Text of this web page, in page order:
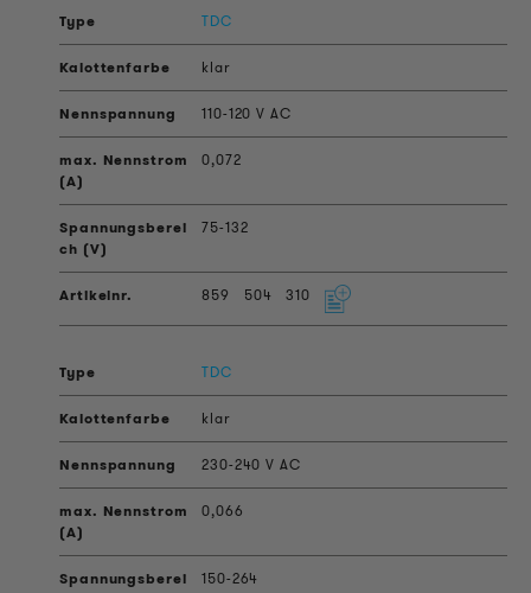
TDC
klar
110-120 V AC
0,072
75-132
859 504 310
TDC
klar
230-240 V AC
0,066
150-264